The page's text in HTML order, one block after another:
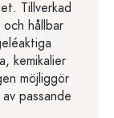
Tillverkad
hållbar
kemikalier
möjliggör
passande